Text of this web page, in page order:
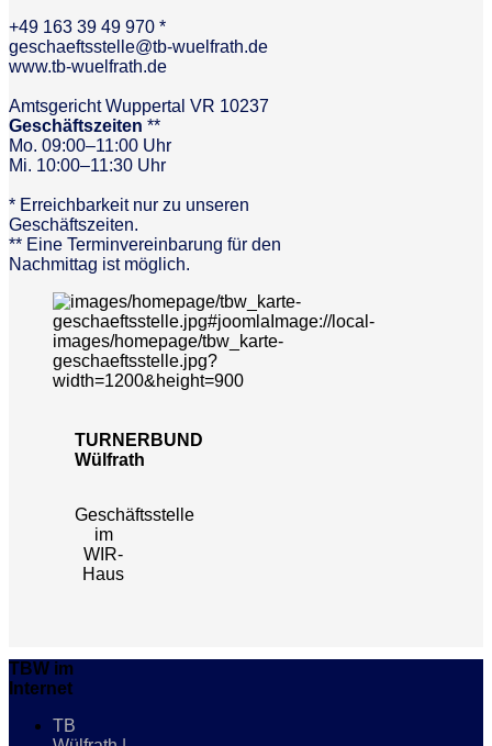
+49 163 39 49 970 *
geschaeftsstelle@tb-wuelfrath.de
www.tb-wuelfrath.de
Amtsgericht Wuppertal VR 10237
Geschäftszeiten **
Mo. 09:00–11:00 Uhr
Mi. 10:00–11:30 Uhr
* Erreichbarkeit nur zu unseren
Geschäftszeiten.
** Eine Terminvereinbarung für den
Nachmittag ist möglich.
TURNERBUND
Wülfrath
Geschäftsstelle
im
WIR-
Haus
TBW im
Internet
TB